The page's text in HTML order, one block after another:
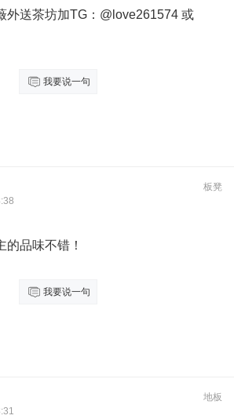
外送茶坊加TG：@love261574 或
我要说一句
板凳
的品味不错！
我要说一句
地板